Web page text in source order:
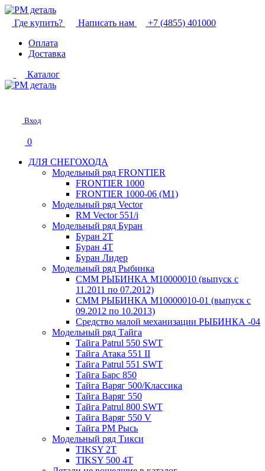
Где купить? Написать нам
+7 (4855) 401000
Оплата
Доставка
Каталог
Вход
0
ДЛЯ СНЕГОХОДА
Модельный ряд FRONTIER
FRONTIER 1000
FRONTIER 1000-06 (М1)
Модельный ряд Vector
RM Vector 551/i
Модельный ряд Буран
Буран 2Т
Буран 4Т
Буран Лидер
Модельный ряд Рыбинка
СММ РЫБИНКА M10000010 (выпуск с
11.2011 по 07.2012)
СММ РЫБИНКА M10000010-01 (выпуск с
09.2012 по 10.2013)
Средство малой механизации РЫБИНКА -04
Модельный ряд Тайга
Тайга Patrul 550 SWT
Тайга Атака 551 II
Тайга Patrul 551 SWT
Тайга Барс 850
Тайга Варяг 500/Классика
Тайга Варяг 550
Тайга Patrul 800 SWT
Тайга Варяг 550 V
Тайга РМ Рысь
Модельный ряд Тикси
TIKSY 2T
TIKSY 500 4T